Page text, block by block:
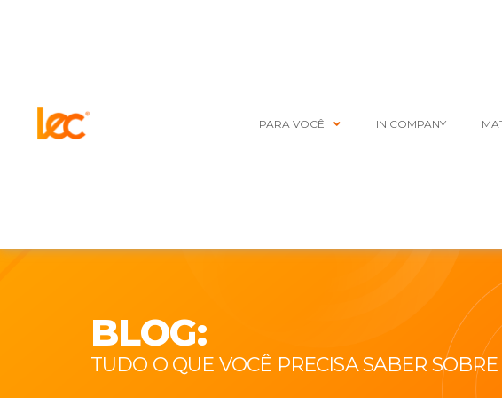
PARA VOCÊ IN COMPANY
BLOG:
TUDO O QUE VOCÊ PRECISA SABER